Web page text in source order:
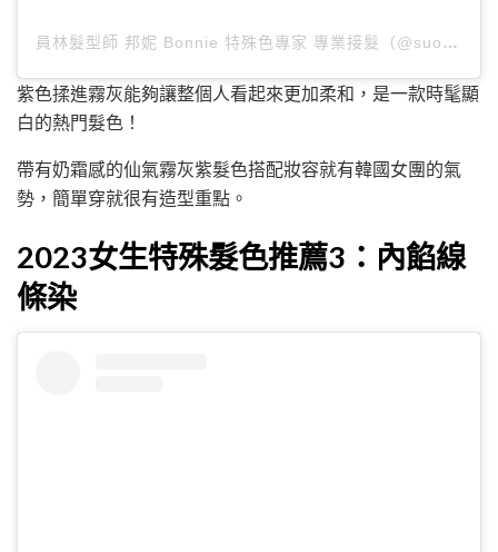
員林髮型師 邦妮 Bonnie 特殊色專家 專業接髮（@suo12350）分享的貼文
紫色揉進霧灰能夠讓整個人看起來更加柔和，是一款時髦顯
白的熱門髮色！
帶有奶霜感的仙氣霧灰紫髮色搭配妝容就有韓國女團的氣
勢，簡單穿就很有造型重點。
2023女生特殊髮色推薦3：內餡線
條染